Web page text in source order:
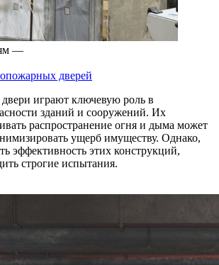
—
дверей
играют ключевую роль в
зданий и сооружений. Их
распространение огня и дыма может
ущерб имуществу. Однако,
эффективность этих конструкций,
строгие испытания.